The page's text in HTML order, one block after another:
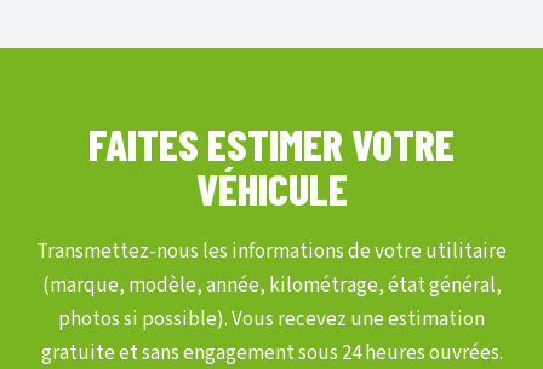
FAITES ESTIMER VOTRE
VÉHICULE
Transmettez-nous les informations de votre utilitaire
(marque, modèle, année, kilométrage, état général,
photos si possible). Vous recevez une estimation
gratuite et sans engagement sous 24 heures ouvrées.